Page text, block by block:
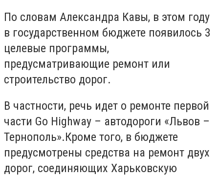
По словам Александра Кавы, в этом году
в государственном бюджете появилось 3
целевые программы,
предусматривающие ремонт или
строительство дорог.
В частности, речь идет о ремонте первой
части Go Highway – автодороги «Львов –
Тернополь».Кроме того, в бюджете
предусмотрены средства на ремонт двух
дорог, соединяющих Харьковскую